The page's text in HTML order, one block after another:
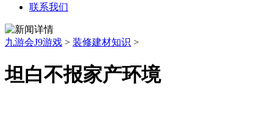
联系我们
九游会J9游戏 > 装修建材知识 >
坦白不报家产环境